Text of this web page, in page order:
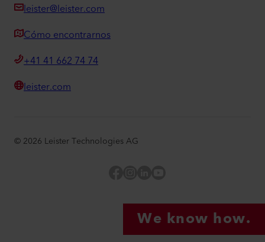
leister@leister.com
Cómo encontrarnos
+41 41 662 74 74
leister.com
© 2026 Leister Technologies AG
We know how.